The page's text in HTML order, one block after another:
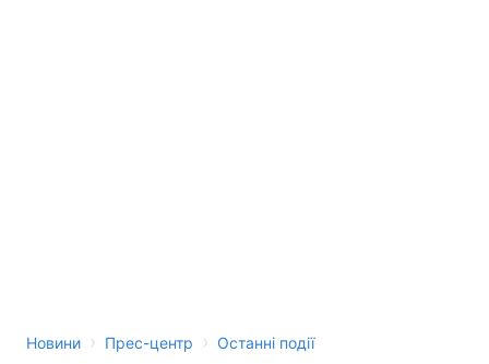
Новини › Прес-центр › Останні події